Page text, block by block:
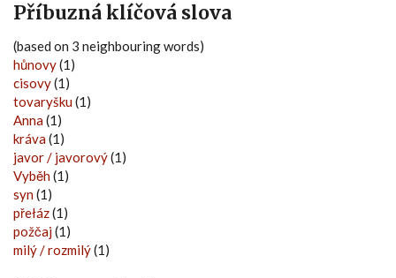
Příbuzná klíčová slova
(based on 3 neighbouring words)
hůnovy(1)
cisovy(1)
tovaryšku(1)
Anna(1)
kráva(1)
javor / javorový(1)
Vyběh(1)
syn(1)
přełáz(1)
požčaj(1)
milý / rozmilý(1)